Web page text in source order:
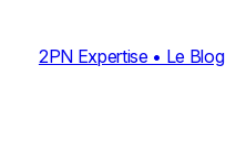
2PN Expertise • Le Blog